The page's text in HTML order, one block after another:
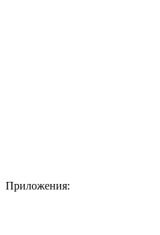
Приложения: